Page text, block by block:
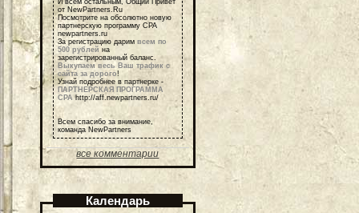
от NewPartners.Ru
Посмотрите на обсолютно новую
партнерскую программу СРА
newpartners.ru
За регистрацию дарим всем по
500 рублей на
зарегистрированный баланс.
Выкупаем весь Ваш трафик с
сайта за дорого!
Узнай подробнее в партнерке -
ПАРТНЕРСКАЯ ПРОГРАММА
СРА http://aff.newpartners.ru/
Всем спасибо за внимание,
команда NewPartners
все комментарии
Календарь